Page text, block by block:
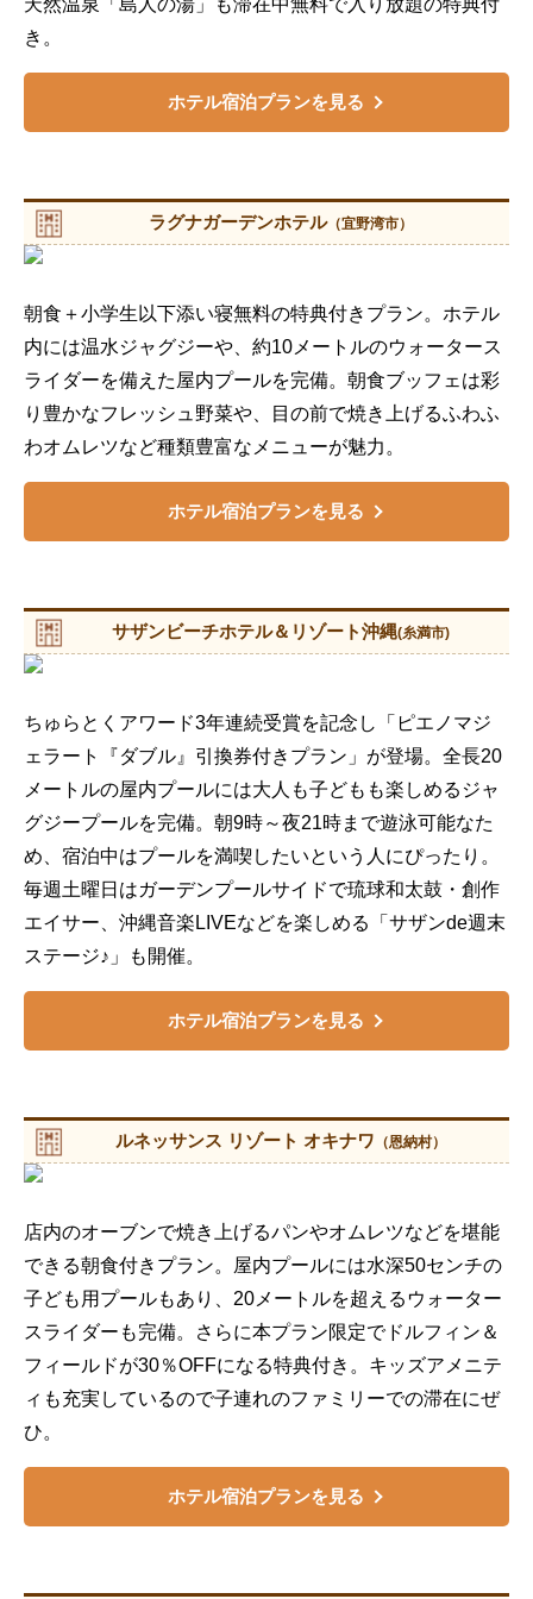
天然温泉「島人の湯」も滞在中無料で入り放題の特典付
き。
ホテル宿泊プランを見る
ラグナガーデンホテル（宜野湾市）
朝食＋小学生以下添い寝無料の特典付きプラン。ホテル
内には温水ジャグジーや、約10メートルのウォータース
ライダーを備えた屋内プールを完備。朝食ブッフェは彩
り豊かなフレッシュ野菜や、目の前で焼き上げるふわふ
わオムレツなど種類豊富なメニューが魅力。
ホテル宿泊プランを見る
サザンビーチホテル＆リゾート沖縄(糸満市)
ちゅらとくアワード3年連続受賞を記念し「ピエノマジ
ェラート『ダブル』引換券付きプラン」が登場。全長20
メートルの屋内プールには大人も子どもも楽しめるジャ
グジープールを完備。朝9時～夜21時まで遊泳可能なた
め、宿泊中はプールを満喫したいという人にぴったり。
毎週土曜日はガーデンプールサイドで琉球和太鼓・創作
エイサー、沖縄音楽LIVEなどを楽しめる「サザンde週末
ステージ♪」も開催。
ホテル宿泊プランを見る
ルネッサンス リゾート オキナワ （恩納村）
店内のオーブンで焼き上げるパンやオムレツなどを堪能
できる朝食付きプラン。屋内プールには水深50センチの
子ども用プールもあり、20メートルを超えるウォーター
スライダーも完備。さらに本プラン限定でドルフィン＆
フィールドが30％OFFになる特典付き。キッズアメニテ
ィも充実しているので子連れのファミリーでの滞在にぜ
ひ。
ホテル宿泊プランを見る